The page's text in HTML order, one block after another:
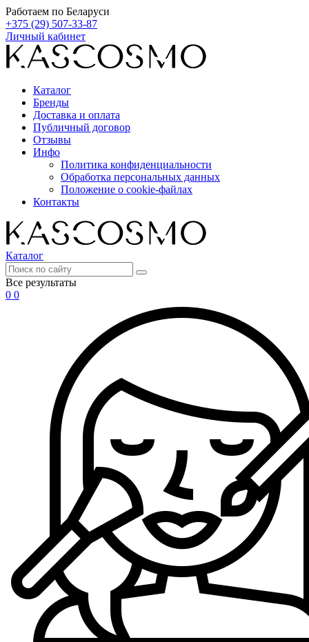
Работаем по Беларуси
+375 (29) 507-33-87
Личный кабинет
Каталог
Бренды
Доставка и оплата
Публичный договор
Отзывы
Инфо
Политика конфиденциальности
Обработка персональных данных
Положение о cookie-файлах
Контакты
Каталог
Все результаты
0 0